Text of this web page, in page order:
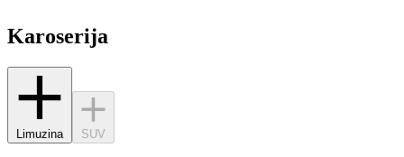
Karoserija
Limuzina SUV